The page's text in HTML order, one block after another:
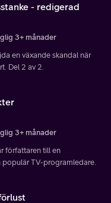
- redigerad
3+ månader
en växande skandal när
Del 2 av 2.
3+ månader
författaren till en
populär TV-programledare.